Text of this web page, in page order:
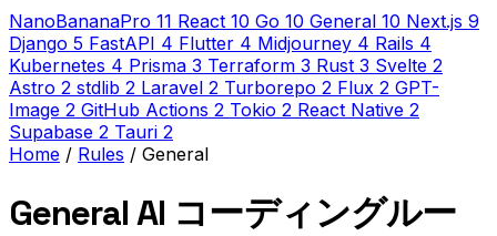
NanoBananaPro 11 React 10 Go 10 General 10 Next.js 9
Django 5 FastAPI 4 Flutter 4 Midjourney 4 Rails 4
Kubernetes 4 Prisma 3 Terraform 3 Rust 3 Svelte 2
Astro 2 stdlib 2 Laravel 2 Turborepo 2 Flux 2 GPT-
Image 2 GitHub Actions 2 Tokio 2 React Native 2
Supabase 2 Tauri 2
Home / Rules / General
General AI コーディングルー